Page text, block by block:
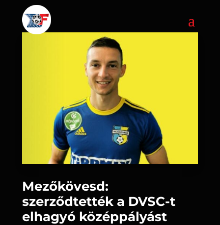
Mezőkövesd:
szerződtették a DVSC-t
elhagyó középpályást